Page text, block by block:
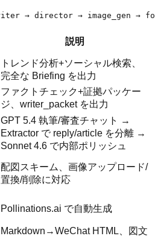
説明
トレンド分析+ソーシャル検索、
完全な Briefing を出力
ファクトチェック+証拠パッケー
ジ、writer_packet を出力
GPT 5.4 執筆/審査チャット →
Extractor で reply/article を分離 →
Sonnet 4.6 で内部ポリッシュ
配図スキーム、画像アップロード/
置換/削除に対応
Pollinations.ai で自動生成
Markdown→WeChat HTML、図文